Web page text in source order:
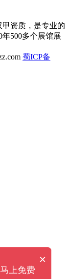
资质，是专业的
年500多个展馆展
蜀ICP备
×
上免费